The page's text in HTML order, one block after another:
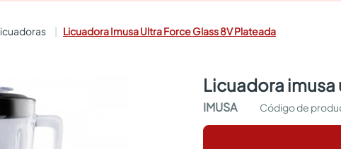
licuadoras Licuadora Imusa Ultra Force Glass 8V Plateada
licuadora
IMUSA
closet
sanitarios
armarios closet
comedores